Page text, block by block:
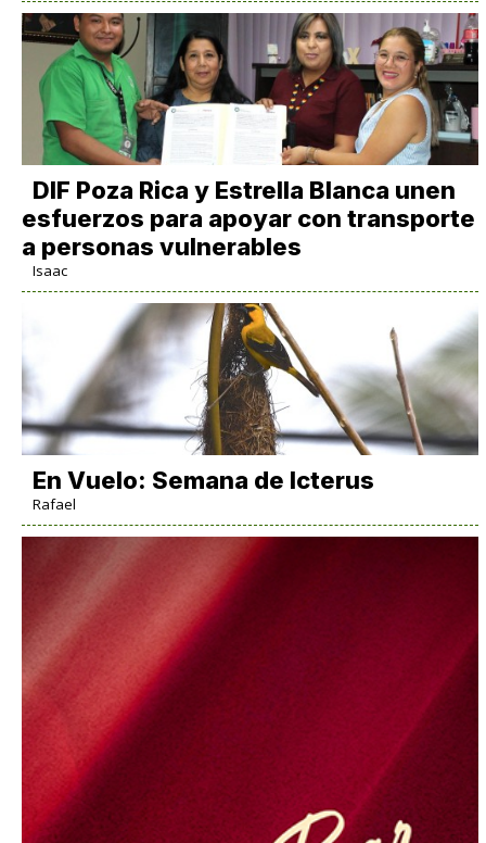
DIF Poza Rica y Estrella Blanca unen
esfuerzos para apoyar con transporte
a personas vulnerables
Isaac
En Vuelo: Semana de Icterus
Rafael